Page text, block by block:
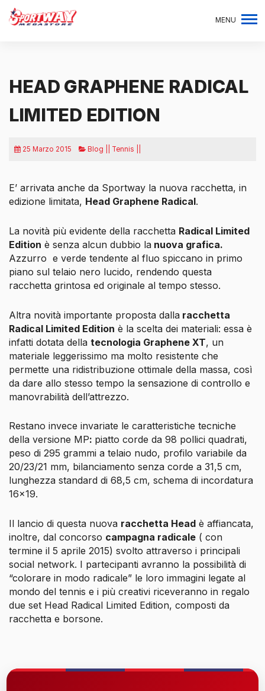
MENU
HEAD GRAPHENE RADICAL
LIMITED EDITION
25 Marzo 2015 Blog || Tennis ||
E’ arrivata anche da Sportway la nuova racchetta, in
edizione limitata, Head Graphene Radical.
La novità più evidente della racchetta Radical Limited
Edition è senza alcun dubbio la nuova grafica.
Azzurro e verde tendente al fluo spiccano in primo
piano sul telaio nero lucido, rendendo questa
racchetta grintosa ed originale al tempo stesso.
Altra novità importante proposta dalla racchetta
Radical Limited Edition è la scelta dei materiali: essa è
infatti dotata della tecnologia Graphene XT, un
materiale leggerissimo ma molto resistente che
permette una ridistribuzione ottimale della massa, così
da dare allo stesso tempo la sensazione di controllo e
manovrabilità dell’attrezzo.
Restano invece invariate le caratteristiche tecniche
della versione MP: piatto corde da 98 pollici quadrati,
peso di 295 grammi a telaio nudo, profilo variabile da
20/23/21 mm, bilanciamento senza corde a 31,5 cm,
lunghezza standard di 68,5 cm, schema di incordatura
16×19.
Il lancio di questa nuova racchetta Head è affiancata,
inoltre, dal concorso campagna radicale ( con
termine il 5 aprile 2015) svolto attraverso i principali
social network. I partecipanti avranno la possibilità di
“colorare in modo radicale” le loro immagini legate al
mondo del tennis e i più creativi riceveranno in regalo
due set Head Radical Limited Edition, composti da
racchetta e borsone.